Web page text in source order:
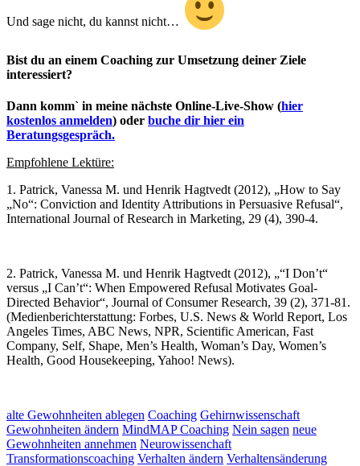
Und sage nicht, du kannst nicht…
Bist du an einem Coaching zur Umsetzung deiner Ziele
interessiert?
Dann komm` in meine nächste Online-Live-Show (hier
kostenlos anmelden) oder buche dir hier ein
Beratungsgespräch.
Empfohlene Lektüre:
1. Patrick, Vanessa M. und Henrik Hagtvedt (2012), „How to Say
„No“: Conviction and Identity Attributions in Persuasive Refusal“,
International Journal of Research in Marketing, 29 (4), 390-4.
2. Patrick, Vanessa M. und Henrik Hagtvedt (2012), „“I Don’t“
versus „I Can’t“: When Empowered Refusal Motivates Goal-
Directed Behavior“, Journal of Consumer Research, 39 (2), 371-81.
(Medienberichterstattung: Forbes, U.S. News & World Report, Los
Angeles Times, ABC News, NPR, Scientific American, Fast
Company, Self, Shape, Men’s Health, Woman’s Day, Women’s
Health, Good Housekeeping, Yahoo! News).
alte Gewohnheiten ablegen Coaching Gehirnwissenschaft
Gewohnheiten ändern MindMAP Coaching Nein sagen neue
Gewohnheiten annehmen Neurowissenchaft
Transformationscoaching Verhalten ändern Verhaltensänderung